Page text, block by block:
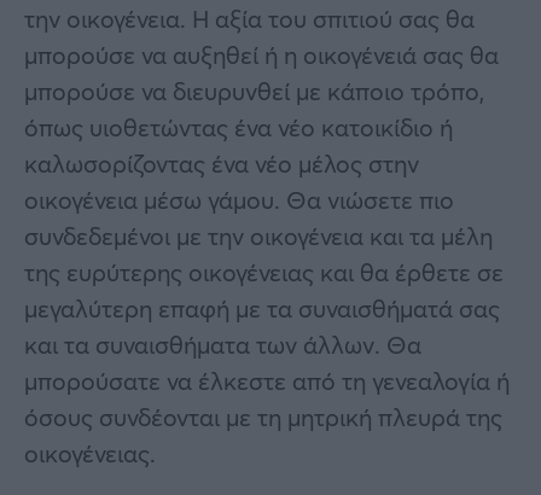
την οικογένεια. Η αξία του σπιτιού σας θα
μπορούσε να αυξηθεί ή η οικογένειά σας θα
μπορούσε να διευρυνθεί με κάποιο τρόπο,
όπως υιοθετώντας ένα νέο κατοικίδιο ή
καλωσορίζοντας ένα νέο μέλος στην
οικογένεια μέσω γάμου. Θα νιώσετε πιο
συνδεδεμένοι με την οικογένεια και τα μέλη
της ευρύτερης οικογένειας και θα έρθετε σε
μεγαλύτερη επαφή με τα συναισθήματά σας
και τα συναισθήματα των άλλων. Θα
μπορούσατε να έλκεστε από τη γενεαλογία ή
όσους συνδέονται με τη μητρική πλευρά της
οικογένειας.